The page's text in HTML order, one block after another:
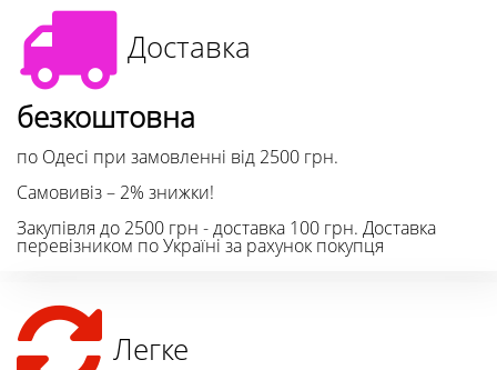
Доставка
безкоштовна
по Одесі при замовленні від 2500 грн.
Самовивіз – 2% знижки!
Закупівля до 2500 грн - доставка 100 грн. Доставка
перевізником по Україні за рахунок покупця
Легке